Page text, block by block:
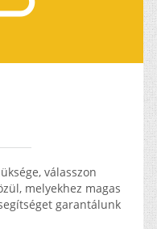
válasszon
melyekhez magas
garantálunk